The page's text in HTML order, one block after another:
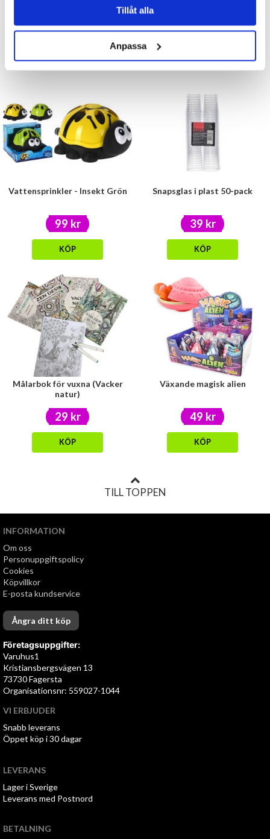
Tillåt alla
Anpassa
99 kr79 kr
KÖP
29 kr
Vattensprinkler - Insekt Grön
99 kr
KÖP
Snapsglas i plast 50-pack
39 kr
KÖP
Målarbok för vuxna (Vacker
natur)
29 kr
KÖP
Växande magisk alien
49 kr
KÖP
TILL TOPPEN
INFORMATION
Om oss
Personuppgiftspolicy
Cookies
Köpvillkor
E-posta kundservice
Ångra ditt köp
Företagsuppgifter:
Varuhus1
Kristiansbergsvägen 13
73730 Fagersta
Organisationsnr: 559027-1044
VI ERBJUDER
Snabb leverans
Öppet köp i 30 dagar
LEVERANS
Lager i Sverige
Leverans med Postnord
BETALNING